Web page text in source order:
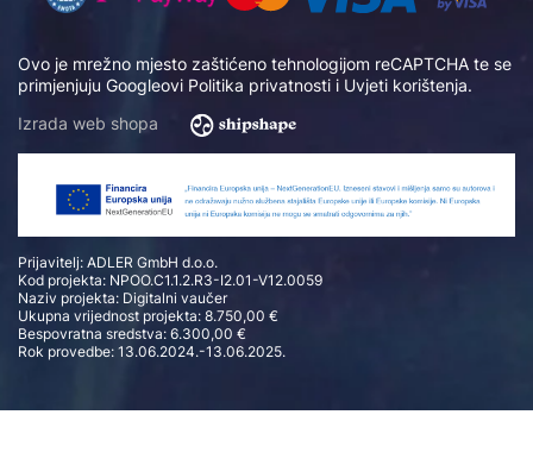
Ovo je mrežno mjesto zaštićeno tehnologijom reCAPTCHA te se
primjenjuju Googleovi Politika privatnosti i Uvjeti korištenja.
Izrada web shopa
Prijavitelj: ADLER GmbH d.o.o.
Kod projekta: NPOO.C1.1.2.R3-I2.01-V12.0059
Naziv projekta: Digitalni vaučer
Ukupna vrijednost projekta: 8.750,00 €
Bespovratna sredstva: 6.300,00 €
Rok provedbe: 13.06.2024.-13.06.2025.